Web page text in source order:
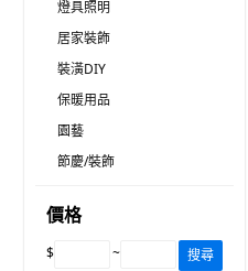
燈具照明
居家裝飾
裝潢DIY
保暖用品
園藝
節慶/裝飾
價格
$ ~ 搜尋